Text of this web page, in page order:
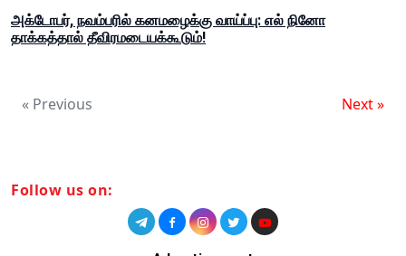
அக்டோபர், நவம்பரில் கனமழைக்கு வாய்ப்பு: எல் நினோ
தாக்கத்தால் தீவிரமடையக்கூடும்!
« Previous Next »
Follow us on: